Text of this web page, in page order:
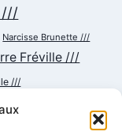
///
Narcisse Brunette ///
Fréville ///
///